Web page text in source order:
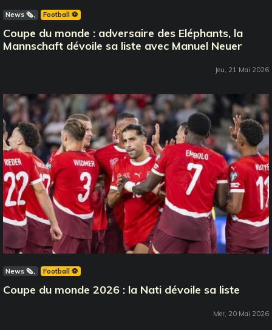
News 🗞️ Football ⚽️
Coupe du monde : adversaire des Eléphants, la
Mannschaft dévoile sa liste avec Manuel Neuer
Jeu, 21 Mai 2026
News 🗞️ Football ⚽️
Coupe du monde 2026 : la Nati dévoile sa liste
Mer, 20 Mai 2026